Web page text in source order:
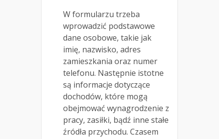
W formularzu trzeba
wprowadzić podstawowe
dane osobowe, takie jak
imię, nazwisko, adres
zamieszkania oraz numer
telefonu. Następnie istotne
są informacje dotyczące
dochodów, które mogą
obejmować wynagrodzenie z
pracy, zasiłki, bądź inne stałe
źródła przychodu. Czasem